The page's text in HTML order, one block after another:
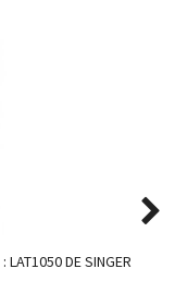
LAT1050 DE SINGER